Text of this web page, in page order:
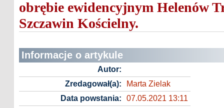
obrębie ewidencyjnym Helenów
Szczawin Kościelny.
Informacje o artykule
Autor:
Zredagował(a):
Marta Zielak
Data powstania:
07.05.2021 13:11